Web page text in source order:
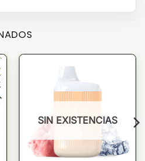
SIN EXISTENCIAS